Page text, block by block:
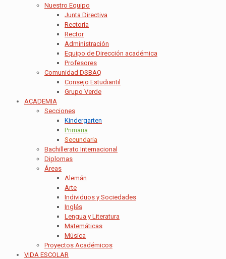
Nuestro Equipo
Junta Directiva
Rectoría
Rector
Administración
Equipo de Dirección académica
Profesores
Comunidad DSBAQ
Consejo Estudiantil
Grupo Verde
ACADEMIA
Secciones
Kindergarten
Primaria
Secundaria
Bachillerato Internacional
Diplomas
Áreas
Alemán
Arte
Individuos y Sociedades
Inglés
Lengua y Literatura
Matemáticas
Música
Proyectos Académicos
VIDA ESCOLAR